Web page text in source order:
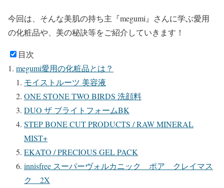
今回は、そんな美肌の持ち主『megumi』さんに学ぶ愛用
の化粧品や、 美の秘訣等をご紹介していきます！
目次
megumi愛用の化粧品とは？
モイストルーツ 美容液
ONE STONE TWO BIRDS 洗顔料
DUO ザ ブライトフォームBK
STEP BONE CUT PRODUCTS / RAW MINERAL
MIST+
EKATO / PRECIOUS GEL PACK
innisfree スーパーヴォルカニック ポア クレイマス
ク 2X